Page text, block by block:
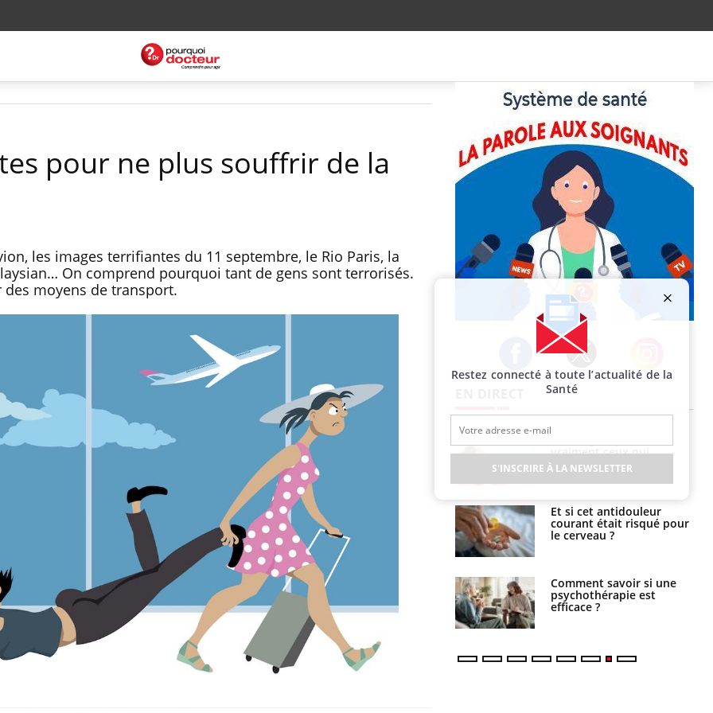
pour ne plus souffrir de la
les images terrifiantes du 11 septembre, le Rio Paris, la
On comprend pourquoi tant de gens sont terrorisés.
des moyens de transport.
Facebook Twitter Instagram
Cerveau : le mystère de la
"madeleine de Proust"
Intolérance au gluten : les
recommandations de la
Insuffisance cardiaque :
comment mieux la
prévenir
Le décalage des horaires
sommeil ?
Grossesse : ces polluants
pourraient influencer le
poids des enfants
Autisme : pourquoi le
cerveau reconnaît-il les
visages autrement ?
vraiment ceux qui
cherchent à dorer leur
peau ?
Et si cet antidouleur
courant était risqué pour
le cerveau ?
Comment savoir si une
psychothérapie est
efficace ?
Restez connecté à toute l’actualité de la
Santé
S'INSCRIRE À LA NEWSLETTER